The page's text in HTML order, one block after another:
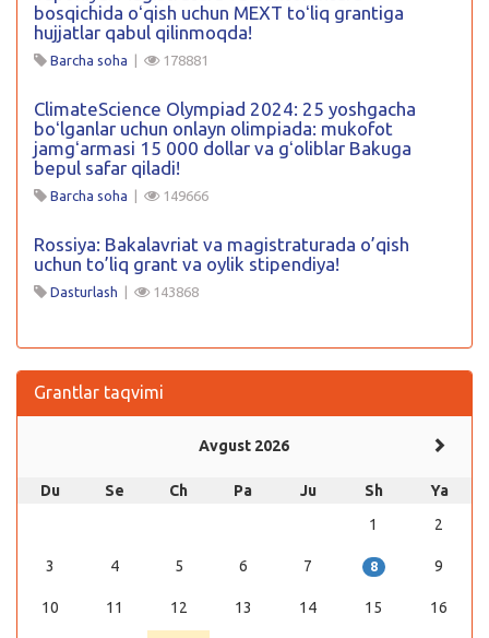
bosqichida oʻqish uchun MEXT toʻliq grantiga
hujjatlar qabul qilinmoqda!
Barcha soha | 178881
ClimateScience Olympiad 2024: 25 yoshgacha
boʻlganlar uchun onlayn olimpiada: mukofot
jamgʻarmasi 15 000 dollar va gʻoliblar Bakuga
bepul safar qiladi!
Barcha soha | 149666
Rossiya: Bakalavriat va magistraturada o’qish
uchun to’liq grant va oylik stipendiya!
Dasturlash | 143868
Grantlar taqvimi
Avgust 2026
Du Se Ch Pa Ju Sh
Ya
1
2
3 4 5 6 7 8 9
10 11 12 13 14 15 16